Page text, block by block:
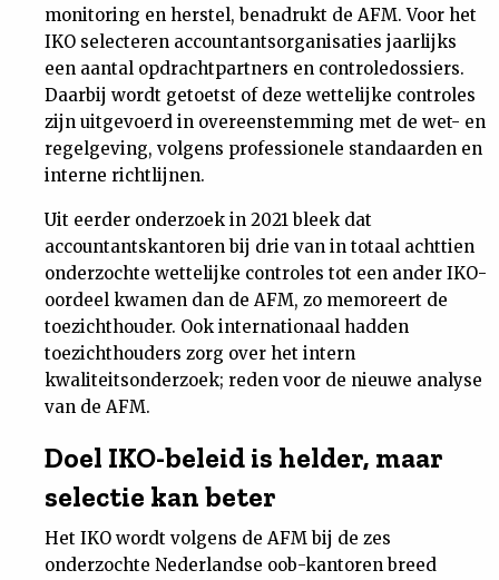
Contact
monitoring en herstel, benadrukt de AFM. Voor het
IKO selecteren accountantsorganisaties jaarlijks
een aantal opdrachtpartners en controledossiers.
Daarbij wordt getoetst of deze wettelijke controles
zijn uitgevoerd in overeenstemming met de wet- en
regelgeving, volgens professionele standaarden en
interne richtlijnen.
Uit eerder onderzoek in 2021 bleek dat
accountantskantoren bij drie van in totaal achttien
onderzochte wettelijke controles tot een ander IKO-
oordeel kwamen dan de AFM, zo memoreert de
toezichthouder. Ook internationaal hadden
toezichthouders zorg over het intern
kwaliteitsonderzoek; reden voor de nieuwe analyse
van de AFM.
Doel IKO-beleid is helder, maar
selectie kan beter
Het IKO wordt volgens de AFM bij de zes
onderzochte Nederlandse oob-kantoren breed